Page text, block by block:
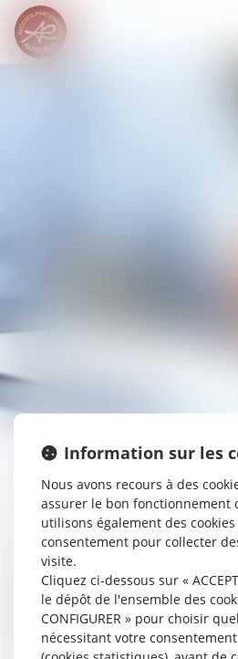
DROIT
En construction...
Information sur les
Nous avons recours à des
assurer le bon fonctionnement
utilisons également des
consentement pour collecter
visite.
Cliquez ci-dessous sur «
le dépôt de l'ensemble des
CONFIGURER » pour choisir
nécessitant votre